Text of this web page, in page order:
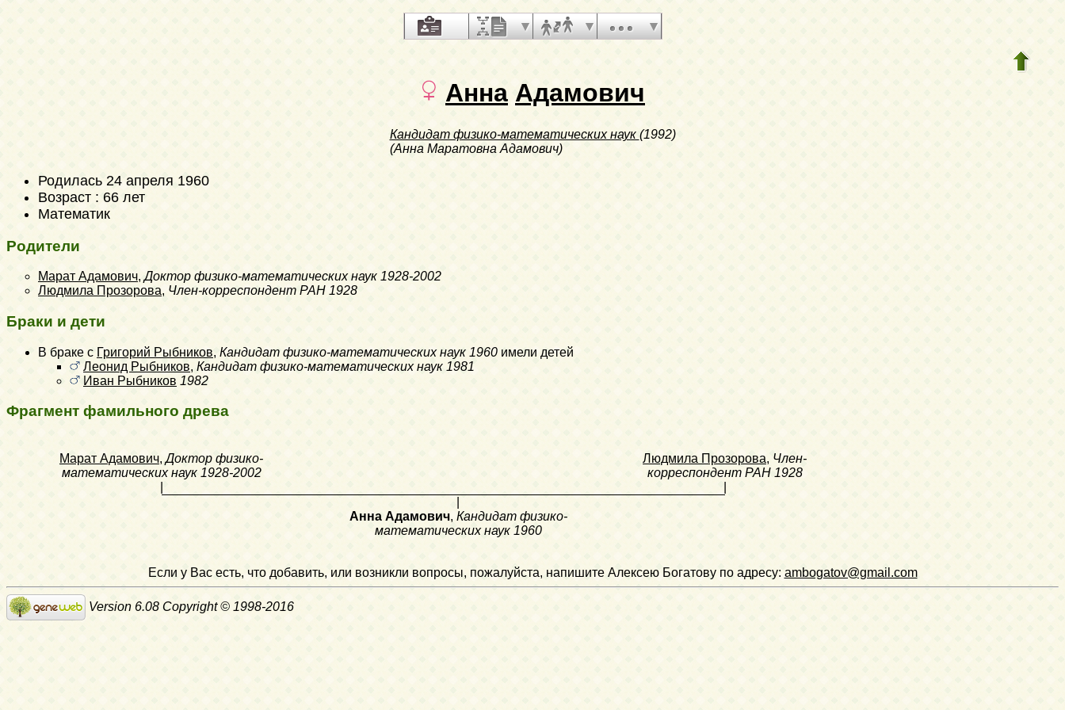
Анна Адамович
Кандидат физико-математических наук (1992)
(Анна Маратовна Адамович)
Родилась 24 апреля 1960
Возраст : 66 лет
Математик
Родители
Марат Адамович,Доктор физико-математических наук 1928-2002
Людмила Прозорова, Член-корреспондент РАН 1928
Браки и дети
В браке с Григорий Рыбников, Кандидат физико-математических наук 1960 имели детей
Леонид Рыбников, Кандидат физико-математических наук 1981
Иван Рыбников 1982
Фрагмент фамильного древа
Марат Адамович,Доктор физико-
математических наук 1928-2002
Людмила Прозорова, Член-
корреспондент РАН 1928
Анна Адамович, Кандидат физико-
математических наук 1960
Если у Вас есть, что добавить, или возникли вопросы, пожалуйста, напишите Алексею Богатову по адресу: ambogatov@gmail.com
Version 6.08 Copyright © 1998-2016